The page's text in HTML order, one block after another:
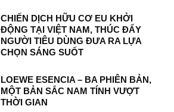
CHIẾN DỊCH HỮU CƠ EU KHỞI
ĐỘNG TẠI VIỆT NAM, THÚC ĐẨY
NGƯỜI TIÊU DÙNG ĐƯA RA LỰA
CHỌN SÁNG SUỐT
LOEWE ESENCIA – BA PHIÊN BẢN,
MỘT BẢN SẮC NAM TÍNH VƯỢT
THỜI GIAN